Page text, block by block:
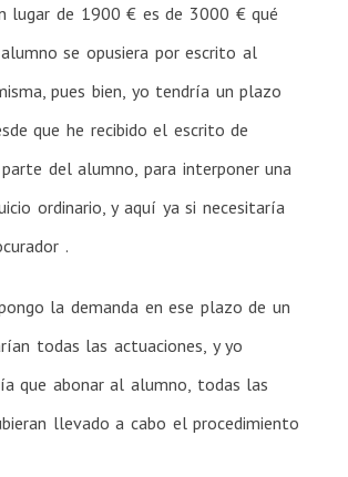
lugar de 1900 € es de 3000 € qué
se opusiera por escrito al
pues bien, yo tendría un plazo
que he recibido el escrito de
del alumno, para interponer una
ordinario, y aquí ya si necesitaría
.
la demanda en ese plazo de un
todas las actuaciones, y yo
que abonar al alumno, todas las
llevado a cabo el procedimiento